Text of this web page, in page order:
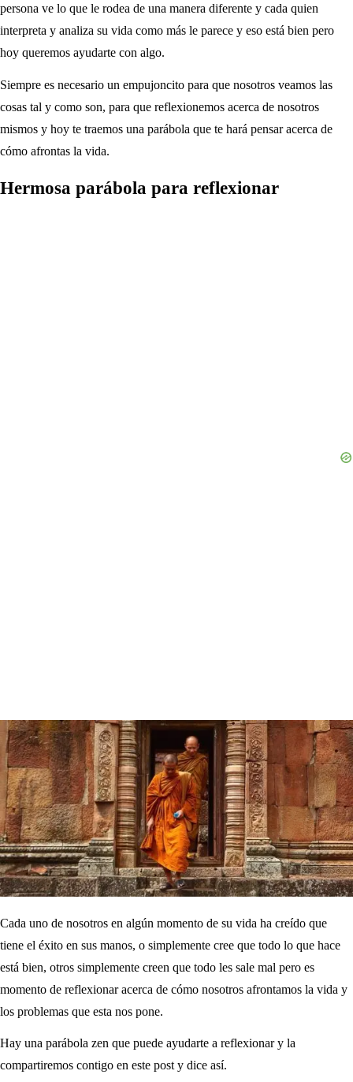
persona ve lo que le rodea de una manera diferente y cada quien
interpreta y analiza su vida como más le parece y eso está bien pero
hoy queremos ayudarte con algo.
Siempre es necesario un empujoncito para que nosotros veamos las
cosas tal y como son, para que reflexionemos acerca de nosotros
mismos y hoy te traemos una parábola que te hará pensar acerca de
cómo afrontas la vida.
Hermosa parábola para reflexionar
Cada uno de nosotros en algún momento de su vida ha creído que
tiene el éxito en sus manos, o simplemente cree que todo lo que hace
está bien, otros simplemente creen que todo les sale mal pero es
momento de reflexionar acerca de cómo nosotros afrontamos la vida y
los problemas que esta nos pone.
Hay una parábola zen que puede ayudarte a reflexionar y la
compartiremos contigo en este post y dice así.